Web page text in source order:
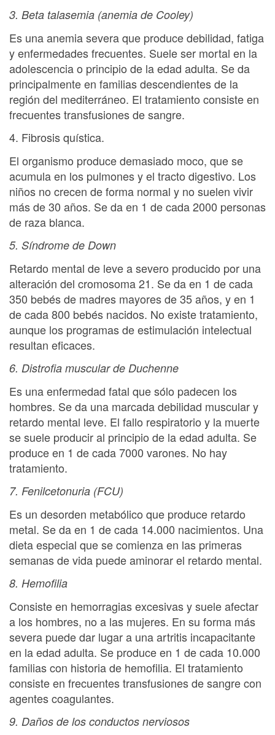
3. Beta talasemia (anemia de Cooley)
Es una anemia severa que produce debilidad, fatiga
y enfermedades frecuentes. Suele ser mortal en la
adolescencia o principio de la edad adulta. Se da
principalmente en familias descendientes de la
región del mediterráneo. El tratamiento consiste en
frecuentes transfusiones de sangre.
4. Fibrosis quística.
El organismo produce demasiado moco, que se
acumula en los pulmones y el tracto digestivo. Los
niños no crecen de forma normal y no suelen vivir
más de 30 años. Se da en 1 de cada 2000 personas
de raza blanca.
5. Síndrome de Down
Retardo mental de leve a severo producido por una
alteración del cromosoma 21. Se da en 1 de cada
350 bebés de madres mayores de 35 años, y en 1
de cada 800 bebés nacidos. No existe tratamiento,
aunque los programas de estimulación intelectual
resultan eficaces.
6. Distrofia muscular de Duchenne
Es una enfermedad fatal que sólo padecen los
hombres. Se da una marcada debilidad muscular y
retardo mental leve. El fallo respiratorio y la muerte
se suele producir al principio de la edad adulta. Se
produce en 1 de cada 7000 varones. No hay
tratamiento.
7. Fenilcetonuria (FCU)
Es un desorden metabólico que produce retardo
metal. Se da en 1 de cada 14.000 nacimientos. Una
dieta especial que se comienza en las primeras
semanas de vida puede aminorar el retardo mental.
8. Hemofilia
Consiste en hemorragias excesivas y suele afectar
a los hombres, no a las mujeres. En su forma más
severa puede dar lugar a una artritis incapacitante
en la edad adulta. Se produce en 1 de cada 10.000
familias con historia de hemofilia. El tratamiento
consiste en frecuentes transfusiones de sangre con
agentes coagulantes.
9. Daños de los conductos nerviosos